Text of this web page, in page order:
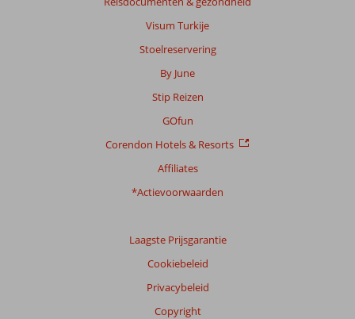
Visum Turkije
Stoelreservering
By June
Stip Reizen
GOfun
Corendon Hotels & Resorts
Affiliates
*Actievoorwaarden
Laagste Prijsgarantie
Cookiebeleid
Privacybeleid
Copyright